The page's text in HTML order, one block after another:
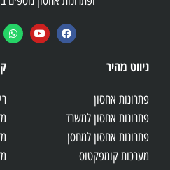
ניווט מהיר
פתרונות אחסון
פתרונות אחסון למשרד
פתרונות אחסון למחסן
מערכות קומפקטוס